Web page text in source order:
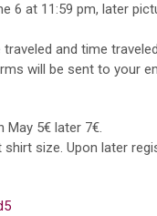
6 at 11:59 pm, later
and time
will be sent to your
May 5€ later 7€.
size. Upon later